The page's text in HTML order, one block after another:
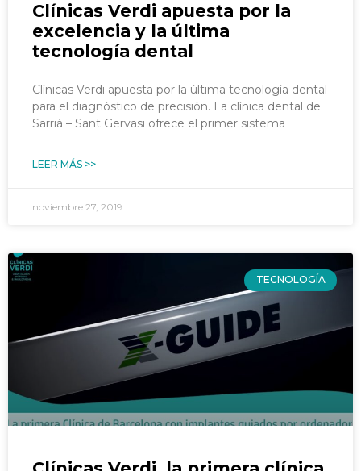
Clínicas Verdi apuesta por la
excelencia y la última
tecnología dental
Clínicas Verdi apuesta por la última tecnología dental
para el diagnóstico de precisión. La clínica dental de
Sarrià – Sant Gervasi ofrece el primer sistema
LEER MÁS >>
noviembre 27, 2019
TECNOLOGÍA